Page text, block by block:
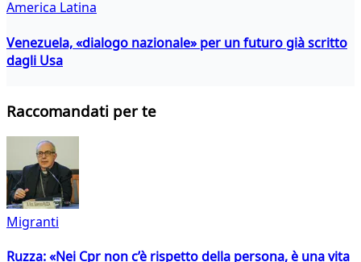
America Latina
Venezuela, «dialogo nazionale» per un futuro già scritto
dagli Usa
Raccomandati per te
Migranti
Ruzza: «Nei Cpr non c’è rispetto della persona, è una vita